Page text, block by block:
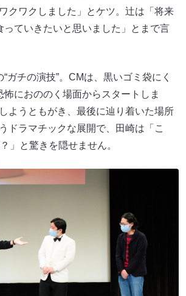
クワクしました」とケツ。辻は「将来
っていきたいと思いました」とまで言
ガチの演技”。CMは、黒いゴミ袋にく
怖におののく場面からスタートしま
ようともがき、最後に辿り着いた場所
ラマチックな展開で、田崎は「こ
」と驚きを隠せません。